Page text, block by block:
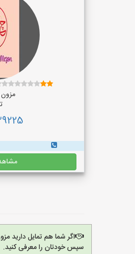
اگر شما هم تمایل دارید
سپس خودتان را معرفی کنید.